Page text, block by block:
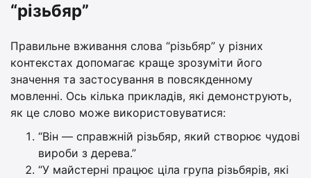
“різьбяр”
Правильне вживання слова “різьбяр” у різних
контекстах допомагає краще зрозуміти його
значення та застосування в повсякденному
мовленні. Ось кілька прикладів, які демонструють,
як це слово може використовуватися:
“Він — справжній різьбяр, який створює чудові
вироби з дерева.”
“У майстерні працює ціла група різьбярів, які